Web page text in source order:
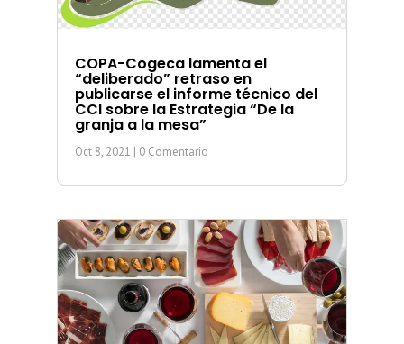
COPA-Cogeca lamenta el
“deliberado” retraso en
publicarse el informe técnico del
CCI sobre la Estrategia “De la
granja a la mesa”
Oct 8, 2021 | 0 Comentario